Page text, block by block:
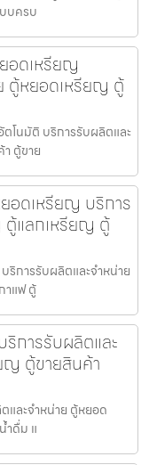
บครบ
อดเหรียญ​​
ตู้หยอดเหรียญ ตู้
โนมัติ บริการรับผลิตและ
ตู้ขาย
อดเหรียญ​ บริการ
ตู้แลกเหรียญ ตู้
การรับผลิตและจำหน่าย
าแฟ ตู้
การรับผลิตและ
ญ ตู้ขายสินค้า
ละจำหน่าย ตู้หยอด
ำดื่ม แ